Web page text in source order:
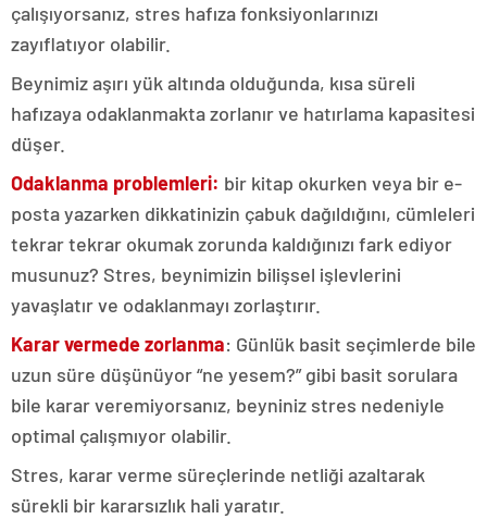
çalışıyorsanız, stres hafıza fonksiyonlarınızı
zayıflatıyor olabilir.
Beynimiz aşırı yük altında olduğunda, kısa süreli
hafızaya odaklanmakta zorlanır ve hatırlama kapasitesi
düşer.
Odaklanma problemleri: bir kitap okurken veya bir e-
posta yazarken dikkatinizin çabuk dağıldığını, cümleleri
tekrar tekrar okumak zorunda kaldığınızı fark ediyor
musunuz? Stres, beynimizin bilişsel işlevlerini
yavaşlatır ve odaklanmayı zorlaştırır.
Karar vermede zorlanma: Günlük basit seçimlerde bile
uzun süre düşünüyor “ne yesem?” gibi basit sorulara
bile karar veremiyorsanız, beyniniz stres nedeniyle
optimal çalışmıyor olabilir.
Stres, karar verme süreçlerinde netliği azaltarak
sürekli bir kararsızlık hali yaratır.